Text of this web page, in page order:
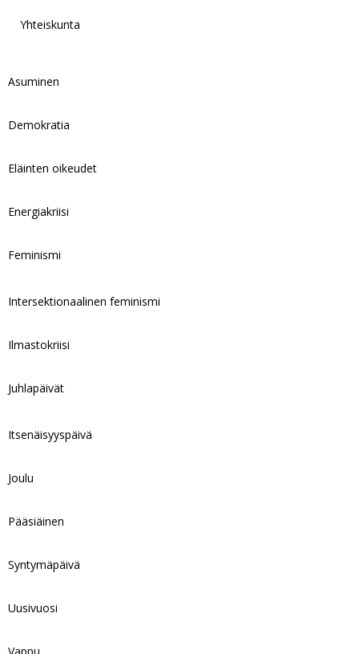
Yhteiskunta
Asuminen
Demokratia
Eläinten oikeudet
Energiakriisi
Feminismi
Intersektionaalinen feminismi
Ilmastokriisi
Juhlapäivät
Itsenäisyyspäivä
Joulu
Pääsiäinen
Syntymäpäivä
Uusivuosi